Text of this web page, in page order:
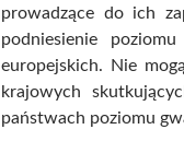
prowadzące do ich
podniesienie
europejskich. Nie
krajowych
państwach poziomu